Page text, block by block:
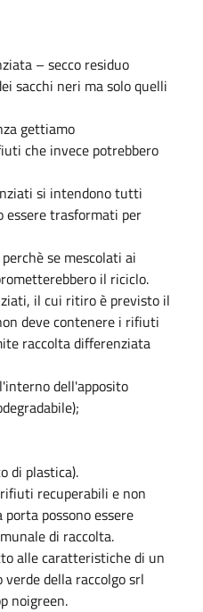
– secco residuo
sacchi neri ma solo quelli
gettiamo
che invece potrebbero
si intendono tutti
essere trasformati per
se mescolati ai
il riciclo.
il cui ritiro è previsto il
deve contenere i rifiuti
raccolta differenziata
dell'apposito
di plastica).
recuperabili e non
possono essere
di raccolta.
alle caratteristiche di un
della raccolgo srl
noigreen.